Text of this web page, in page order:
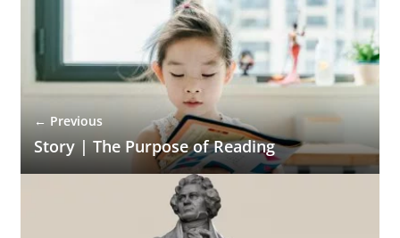
← Previous
Story | The Purpose of Reading